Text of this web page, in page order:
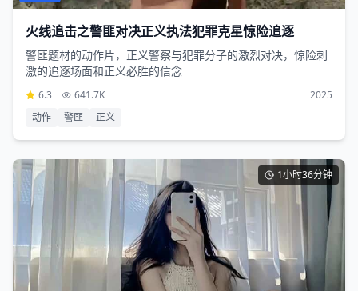
火线追击之警匪对决正义执法犯罪克星惊险追逐
警匪题材的动作片，正义警察与犯罪分子的激烈对决，惊险刺
激的追逐场面和正义必胜的信念
6.3 641.7K
2025
动作
警匪 正义
1小时36分钟